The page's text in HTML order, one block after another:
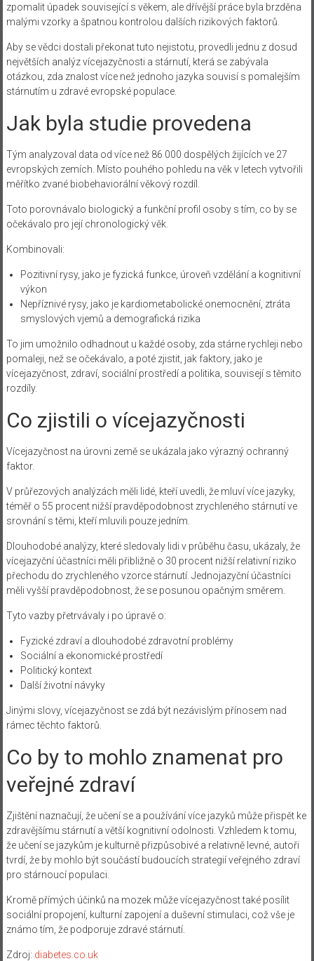
zpomalit úpadek související s věkem, ale dřívější práce byla brzděna
malými vzorky a špatnou kontrolou dalších rizikových faktorů.
Aby se vědci dostali překonat tuto nejistotu, provedli jednu z dosud
největších analýz vícejazyčnosti a stárnutí, která se zabývala
otázkou, zda znalost více než jednoho jazyka souvisí s pomalejším
stárnutím u zdravé evropské populace.
Jak byla studie provedena
Tým analyzoval data od více než 86 000 dospělých žijících ve 27
evropských zemích. Místo pouhého pohledu na věk v letech vytvořili
měřítko zvané biobehaviorální věkový rozdíl.
Toto porovnávalo biologický a funkční profil osoby s tím, co by se
očekávalo pro její chronologický věk.
Kombinovali:
Pozitivní rysy, jako je fyzická funkce, úroveň vzdělání a kognitivní
výkon
Nepříznivé rysy, jako je kardiometabolické onemocnění, ztráta
smyslových vjemů a demografická rizika
To jim umožnilo odhadnout u každé osoby, zda stárne rychleji nebo
pomaleji, než se očekávalo, a poté zjistit, jak faktory, jako je
vícejazyčnost, zdraví, sociální prostředí a politika, souvisejí s těmito
rozdíly.
Co zjistili o vícejazyčnosti
Vícejazyčnost na úrovni země se ukázala jako výrazný ochranný
faktor.
V průřezových analýzách měli lidé, kteří uvedli, že mluví více jazyky,
téměř o 55 procent nižší pravděpodobnost zrychleného stárnutí ve
srovnání s těmi, kteří mluvili pouze jedním.
Dlouhodobé analýzy, které sledovaly lidi v průběhu času, ukázaly, že
vícejazyční účastníci měli přibližně o 30 procent nižší relativní riziko
přechodu do zrychleného vzorce stárnutí. Jednojazyční účastníci
měli vyšší pravděpodobnost, že se posunou opačným směrem.
Tyto vazby přetrvávaly i po úpravě o:
Fyzické zdraví a dlouhodobé zdravotní problémy
Sociální a ekonomické prostředí
Politický kontext
Další životní návyky
Jinými slovy, vícejazyčnost se zdá být nezávislým přínosem nad
rámec těchto faktorů.
Co by to mohlo znamenat pro
veřejné zdraví
Zjištění naznačují, že učení se a používání více jazyků může přispět ke
zdravějšímu stárnutí a větší kognitivní odolnosti. Vzhledem k tomu,
že učení se jazykům je kulturně přizpůsobivé a relativně levné, autoři
tvrdí, že by mohlo být součástí budoucích strategií veřejného zdraví
pro stárnoucí populaci.
Kromě přímých účinků na mozek může vícejazyčnost také posílit
sociální propojení, kulturní zapojení a duševní stimulaci, což vše je
známo tím, že podporuje zdravé stárnutí.
Zdroj: diabetes.co.uk